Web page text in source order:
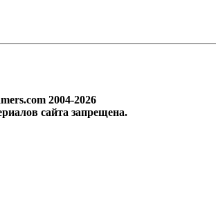
2004-2026
сайта запрещена.